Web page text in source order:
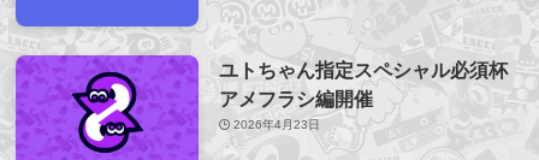
ユトちゃん指定スペシャル必須杯
アメフラシ編開催
2026年4月23日